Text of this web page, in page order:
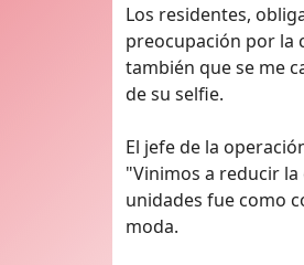
Los residentes,
preocupación por la
también que se me
de su selfie.
El jefe de la
"Vinimos a reducir
unidades fue como
moda.